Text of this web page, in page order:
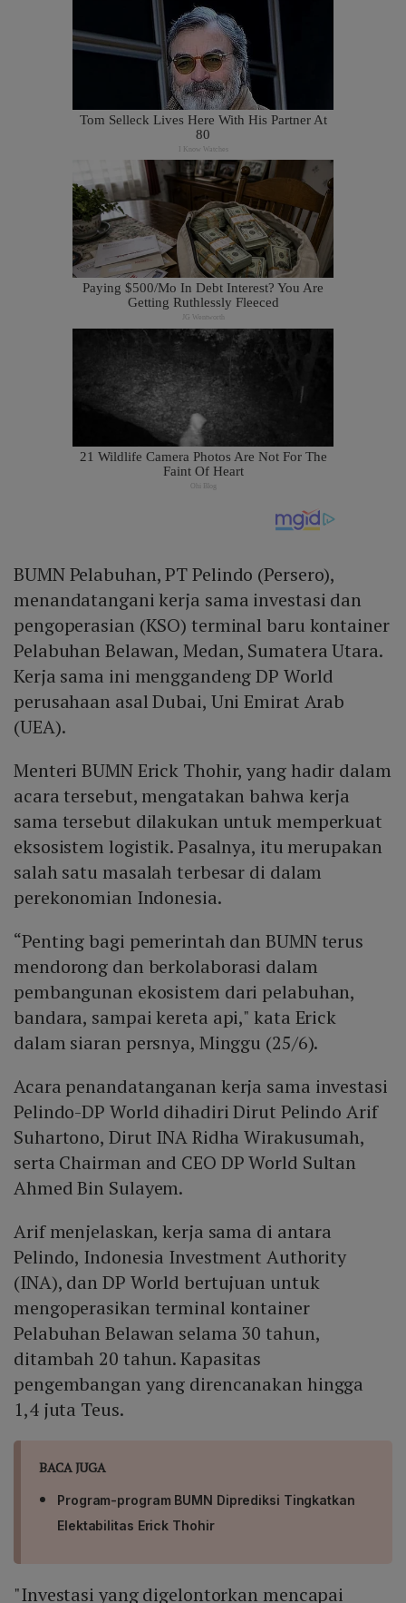
BUMN Pelabuhan, PT Pelindo (Persero),
menandatangani kerja sama investasi dan
pengoperasian (KSO) terminal baru kontainer
Pelabuhan Belawan, Medan, Sumatera Utara.
Kerja sama ini menggandeng DP World
perusahaan asal Dubai, Uni Emirat Arab
(UEA).
Menteri BUMN Erick Thohir, yang hadir dalam
acara tersebut, mengatakan bahwa kerja
sama tersebut dilakukan untuk memperkuat
eksosistem logistik. Pasalnya, itu merupakan
salah satu masalah terbesar di dalam
perekonomian Indonesia.
“Penting bagi pemerintah dan BUMN terus
mendorong dan berkolaborasi dalam
pembangunan ekosistem dari pelabuhan,
bandara, sampai kereta api," kata Erick
dalam siaran persnya, Minggu (25/6).
Acara penandatanganan kerja sama investasi
Pelindo-DP World dihadiri Dirut Pelindo Arif
Suhartono, Dirut INA Ridha Wirakusumah,
serta Chairman and CEO DP World Sultan
Ahmed Bin Sulayem.
Arif menjelaskan, kerja sama di antara
Pelindo, Indonesia Investment Authority
(INA), dan DP World bertujuan untuk
mengoperasikan terminal kontainer
Pelabuhan Belawan selama 30 tahun,
ditambah 20 tahun. Kapasitas
pengembangan yang direncanakan hingga
1,4 juta Teus.
BACA JUGA
Program-program BUMN Diprediksi Tingkatkan
Elektabilitas Erick Thohir
"Investasi yang digelontorkan mencapai